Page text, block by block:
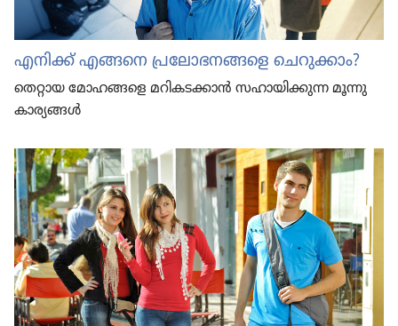
എനിക്ക്‌ എങ്ങനെ പ്രലോ​ഭ​ന​ങ്ങളെ ചെറു​ക്കാം?
തെറ്റായ മോഹ​ങ്ങളെ മറിക​ട​ക്കാൻ സഹായി​ക്കുന്ന മൂന്നു
കാര്യങ്ങൾ